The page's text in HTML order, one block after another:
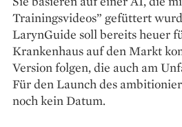
Trainingsvideos” gefüttert
LarynGuide soll bereits heuer
Krankenhaus auf den Markt
Version folgen, die auch am
Für den Launch des
noch kein Datum.